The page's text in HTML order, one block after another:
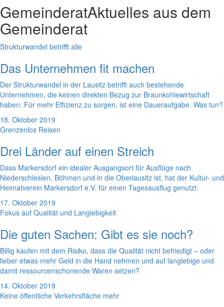
GemeinderatAktuelles aus dem
Gemeinderat
Strukturwandel betrifft alle
Das Unternehmen fit machen
Der Strukturwandel in der Lausitz betrifft auch bestehende
Unternehmen, die keinen direkten Bezug zur Braunkohlewirtschaft
haben: Für mehr Effizienz zu sorgen, ist eine Daueraufgabe. Was tun?
18. Oktober 2019
Grenzenlos Reisen
Drei Länder auf einen Streich
Dass Markersdorf ein idealer Ausgangsort für Ausflüge nach
Niederschlesien, Böhmen und in die Oberlausitz ist, hat der Kultur- und
Heimatverein Markersdorf e.V. für einen Tagesausflug genutzt.
17. Oktober 2019
Fokus auf Qualität und Langlebigkeit
Die guten Sachen: Gibt es sie noch?
Billig kaufen mit dem Risiko, dass die Qualität nicht befriedigt – oder
lieber etwas mehr Geld in die Hand nehmen und auf langlebige und
damit ressourcenschonende Waren setzen?
14. Oktober 2019
Keine öffentliche Verkehrsfläche mehr